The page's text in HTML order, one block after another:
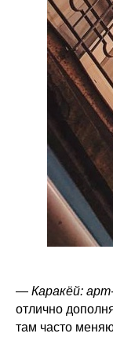
— Каракёй:
отлично
там часто